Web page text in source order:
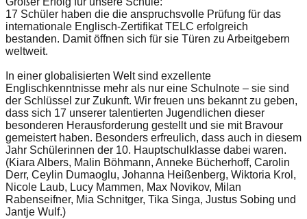
17 Schüler haben die die anspruchsvolle Prüfung für das
internationale Englisch-Zertifikat TELC erfolgreich
bestanden. Damit öffnen sich für sie Türen zu Arbeitgebern
weltweit.
In einer globalisierten Welt sind exzellente
Englischkenntnisse mehr als nur eine Schulnote – sie sind
der Schlüssel zur Zukunft. Wir freuen uns bekannt zu geben,
dass sich 17 unserer talentierten Jugendlichen dieser
besonderen Herausforderung gestellt und sie mit Bravour
gemeistert haben. Besonders erfreulich, dass auch in diesem
Jahr Schülerinnen der 10. Hauptschulklasse dabei waren.
(Kiara Albers, Malin Böhmann, Anneke Bücherhoff, Carolin
Derr, Ceylin Dumaoglu, Johanna Heißenberg, Wiktoria Krol,
Nicole Laub, Lucy Mammen, Max Novikov, Milan
Rabenseifner, Mia Schnitger, Tika Singa, Justus Sobing und
Jantje Wulf.)